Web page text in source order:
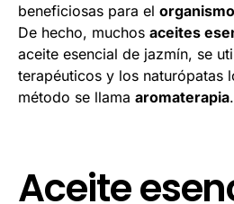
beneficiosas para el
De hecho, muchos aceites
aceite esencial de jazmín, se
terapéuticos y los naturópatas
método se llama aromaterapia.
Aceite